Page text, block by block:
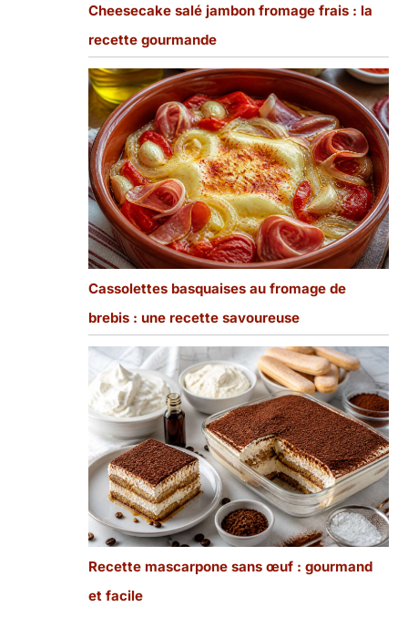
Cheesecake salé jambon fromage frais : la
recette gourmande
Cassolettes basquaises au fromage de
brebis : une recette savoureuse
Recette mascarpone sans œuf : gourmand
et facile